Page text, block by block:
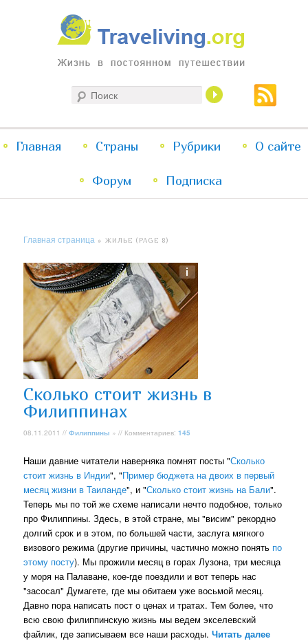
Traveliving
Жизнь в постоянном путешествии
меню
Перейти
к
Перейти
к
Главная Страны Рубрики О сайте
Форум Подписка
Главная страница » ЖИЛЬЕ (PAGE 8)
Сколько стоит жизнь в
Филиппинах
08.11.2011 //Филиппины » // Комментариев:145
Наши давние читатели наверняка помнят посты "Сколько
стоит жизнь в Индии", "Пример бюджета на двоих в первый
месяц жизни в Таиланде", и "Сколько стоит жизнь на Бали".
Теперь мы по той же схеме написали нечто подобное, только
про Филиппины. Здесь, в этой стране, мы "висим" рекордно
долгий срок и в этом, по большей части, заслуга мягкого
визового режима (другие причины, частично можно понять по
этому посту). Мы прожили месяц в горах Лузона, три месяца
у моря на Палаване, кое-где поездили и вот теперь нас
"засосал" Думагете, где мы обитаем уже восьмой месяц.
Давно пора написать пост о ценах и тратах. Тем более, что
всю свою филиппинскую жизнь мы ведем экселевский
файлик, где записываем все наши расходы.Читать далее